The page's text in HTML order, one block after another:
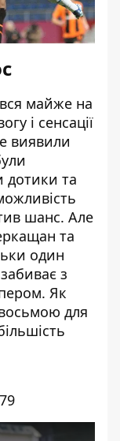
майже на
і сенсації
виявили
та
шанс. Але
та
один
з
Як
для